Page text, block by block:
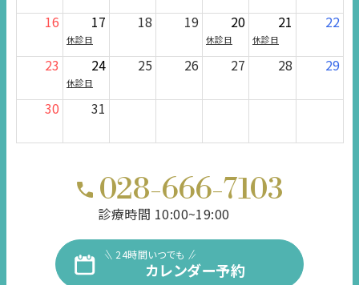
16 17
休診日
18 19 20
休診日
21
休診日
22
23 24
休診日
25 26 27 28 29
30 31
028-666-7103
診療時間 10:00~19:00
24時間いつでも
カレンダー予約